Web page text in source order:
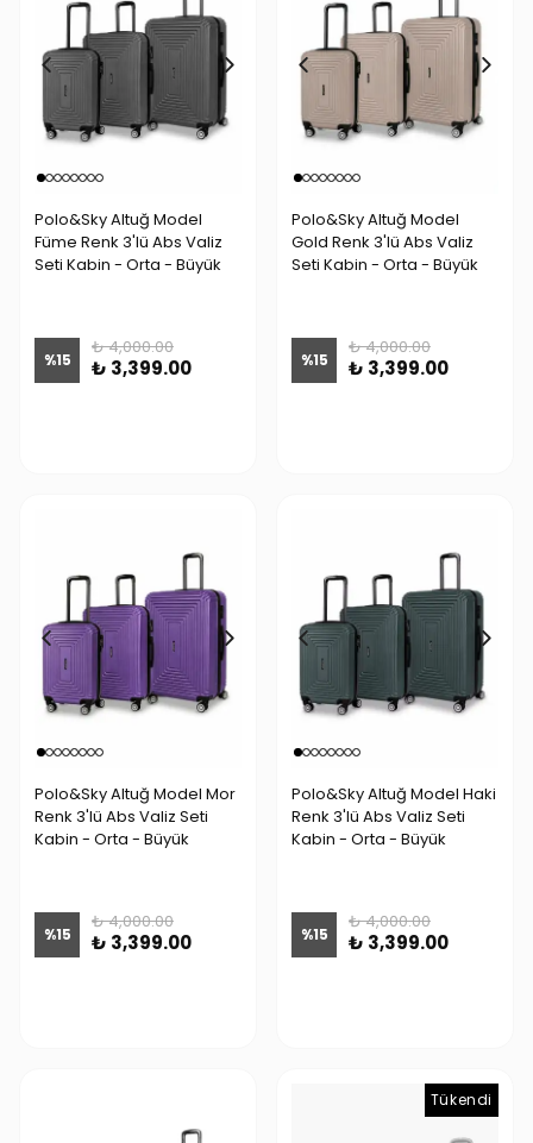
Polo&Sky Altuğ Model
Füme Renk 3'lü Abs Valiz
Seti Kabin - Orta - Büyük
%15
₺ 4,000.00
₺ 3,399.00
Polo&Sky Altuğ Model
Gold Renk 3'lü Abs Valiz
Seti Kabin - Orta - Büyük
%15
₺ 4,000.00
₺ 3,399.00
Polo&Sky Altuğ Model Mor
Renk 3'lü Abs Valiz Seti
Kabin - Orta - Büyük
%15
₺ 4,000.00
₺ 3,399.00
Polo&Sky Altuğ Model Haki
Renk 3'lü Abs Valiz Seti
Kabin - Orta - Büyük
%15
₺ 4,000.00
₺ 3,399.00
Tükendi